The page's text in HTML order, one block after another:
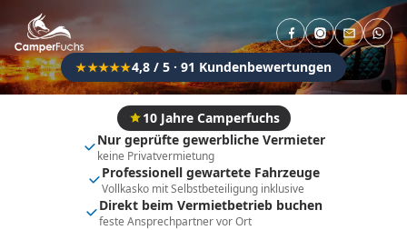
★★★★★4,8 / 5 · 91 Kundenbewertungen
10 Jahre Camperfuchs
Nur geprüfte gewerbliche Vermieter
keine Privatvermietung
Professionell gewartete Fahrzeuge
Vollkasko mit Selbstbeteiligung inklusive
Direkt beim Vermietbetrieb buchen
feste Ansprechpartner vor Ort
Flexibel (±3 Tage) Anhängerkupplung
Fahrzeugtyp
Vollintegriert Kastenwagen
Alkoven Teil-Integriert
Wohnwagen